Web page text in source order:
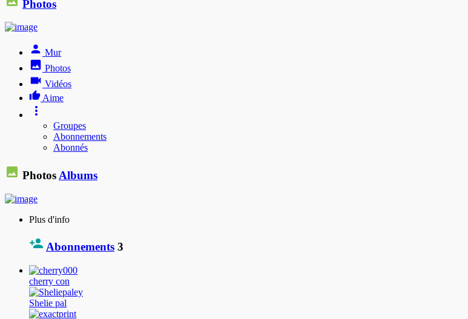
Photos
Mur
Photos
Vidéos
Aime
Groupes
Abonnements
Abonnés
Photos Albums
Plus d'info
Abonnements 3
cherry con
Shelie pal